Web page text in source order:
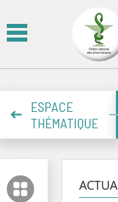
ESPACE
THÉMATIQUE